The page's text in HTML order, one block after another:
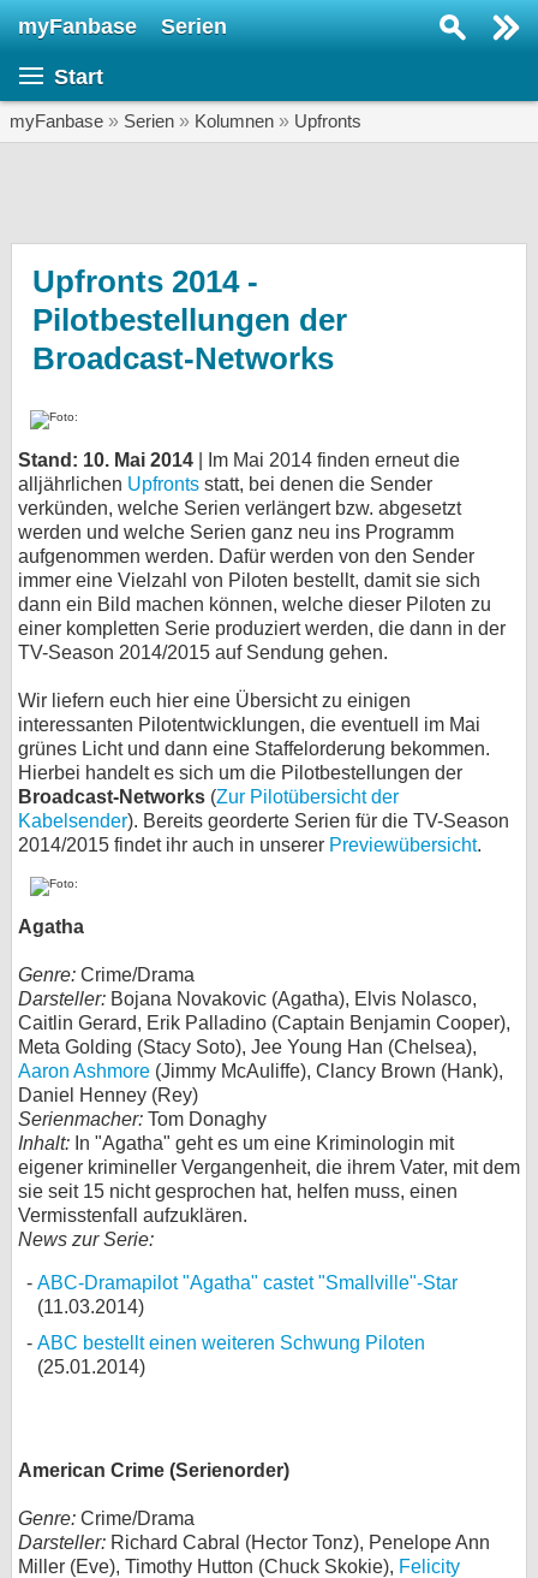
myFanbase Serien
Start
myFanbase » Serien » Kolumnen » Upfronts
Upfronts 2014 -
Pilotbestellungen der
Broadcast-Networks
Stand: 10. Mai 2014 | Im Mai 2014 finden erneut die
alljährlichen Upfronts statt, bei denen die Sender
verkünden, welche Serien verlängert bzw. abgesetzt
werden und welche Serien ganz neu ins Programm
aufgenommen werden. Dafür werden von den Sender
immer eine Vielzahl von Piloten bestellt, damit sie sich
dann ein Bild machen können, welche dieser Piloten zu
einer kompletten Serie produziert werden, die dann in der
TV-Season 2014/2015 auf Sendung gehen.
Wir liefern euch hier eine Übersicht zu einigen
interessanten Pilotentwicklungen, die eventuell im Mai
grünes Licht und dann eine Staffelorderung bekommen.
Hierbei handelt es sich um die Pilotbestellungen der
Broadcast-Networks (Zur Pilotübersicht der
Kabelsender). Bereits georderte Serien für die TV-Season
2014/2015 findet ihr auch in unserer Previewübersicht.
Agatha
Genre: Crime/Drama
Darsteller: Bojana Novakovic (Agatha), Elvis Nolasco,
Caitlin Gerard, Erik Palladino (Captain Benjamin Cooper),
Meta Golding (Stacy Soto), Jee Young Han (Chelsea),
Aaron Ashmore (Jimmy McAuliffe), Clancy Brown (Hank),
Daniel Henney (Rey)
Serienmacher: Tom Donaghy
Inhalt: In "Agatha" geht es um eine Kriminologin mit
eigener krimineller Vergangenheit, die ihrem Vater, mit dem
sie seit 15 nicht gesprochen hat, helfen muss, einen
Vermisstenfall aufzuklären.
News zur Serie:
ABC-Dramapilot "Agatha" castet "Smallville"-Star
(11.03.2014)
ABC bestellt einen weiteren Schwung Piloten
(25.01.2014)
American Crime (Serienorder)
Genre: Crime/Drama
Darsteller: Richard Cabral (Hector Tonz), Penelope Ann
Miller (Eve), Timothy Hutton (Chuck Skokie), Felicity
SERIEN
Veranstaltungen
KULTUR
Gewinnspiele
Forum
bei X
bei Facebook
Kontakt
Nutzungsbedingungen
Datenschutz
Cookie-Einstellungen